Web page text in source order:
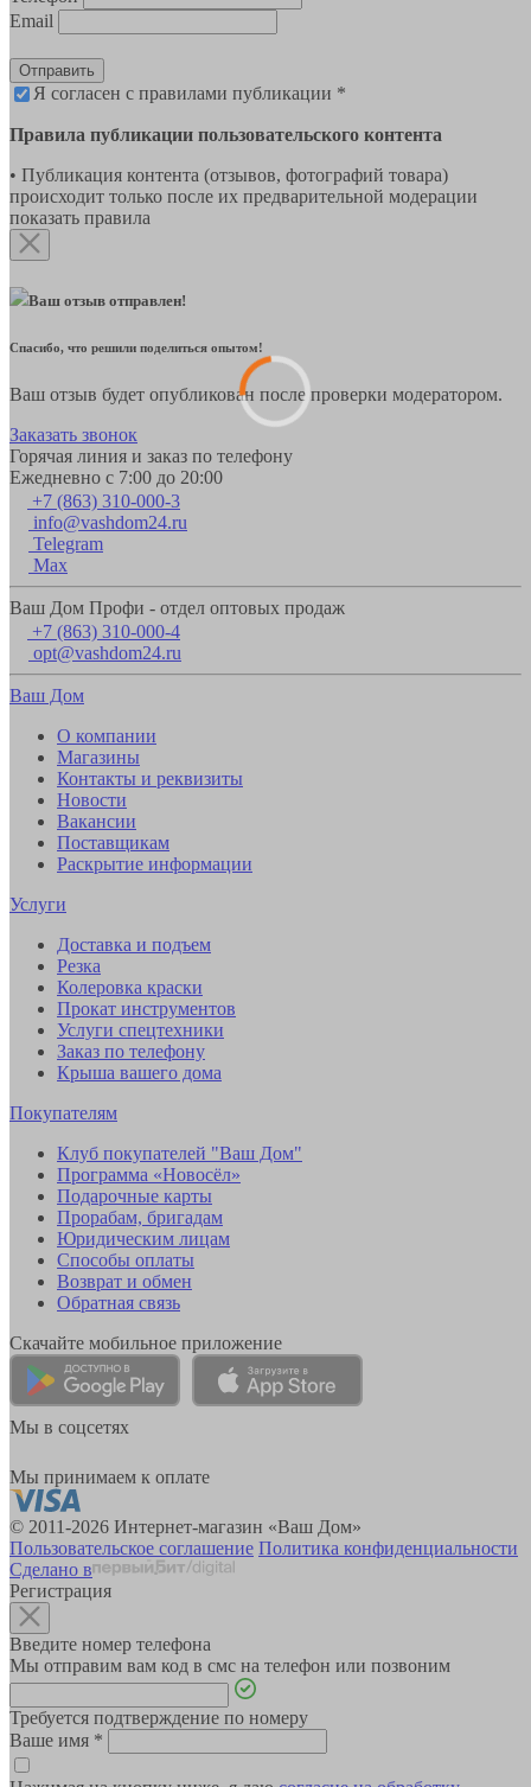
Email
Отправить
Я согласен с правилами публикации *
Правила публикации пользовательского контента
• Публикация контента (отзывов, фотографий товара)
происходит только после их предварительной модерации
показать правила
Ваш отзыв отправлен!
Спасибо, что решили поделиться опытом!
Ваш отзыв будет опубликован после проверки модератором.
Заказать звонок
Горячая линия и заказ по телефону
Ежедневно с 7:00 до 20:00
+7 (863) 310-000-3
info@vashdom24.ru
Telegram
Max
Ваш Дом Профи - отдел оптовых продаж
+7 (863) 310-000-4
opt@vashdom24.ru
Ваш Дом
О компании
Магазины
Контакты и реквизиты
Новости
Вакансии
Поставщикам
Раскрытие информации
Услуги
Доставка и подъем
Резка
Колеровка краски
Прокат инструментов
Услуги спецтехники
Заказ по телефону
Крыша вашего дома
Покупателям
Клуб покупателей "Ваш Дом"
Программа «Новосёл»
Подарочные карты
Прорабам, бригадам
Юридическим лицам
Способы оплаты
Возврат и обмен
Обратная связь
Скачайте мобильное приложение
Мы в соцсетях
Мы принимаем к оплате
© 2011-2026 Интернет-магазин «Ваш Дом»
Пользовательское соглашение Политика конфиденциальности
Сделано в
Регистрация
Введите номер телефона
Мы отправим вам код в смс на телефон или позвоним
Требуется подтверждение по номеру
Ваше имя *